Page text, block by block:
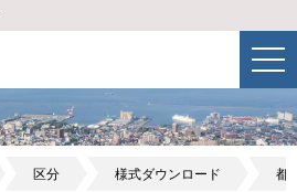
区分 様式ダウンロード 都